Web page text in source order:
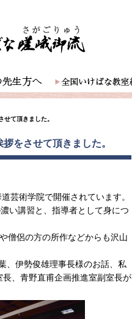
て頂きました。
をさせて頂きました。
芸術学院で開催されています。
い講習と、指導者として身につ
僧侶の方の所作などからも沢山
、伊勢俊雄理事長様のお話、私
、青野直甫企画推進室副室長が